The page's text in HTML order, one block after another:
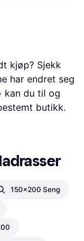
kjøp? Sjekk
har endret seg
kan du til og
butikk.
150x200 Seng